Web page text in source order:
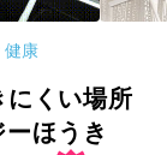
健康
くい場所
ほうき